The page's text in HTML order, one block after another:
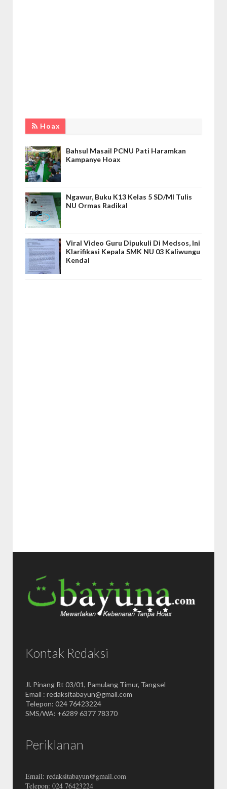
Hoax
Bahsul Masail PCNU Pati Haramkan
Kampanye Hoax
Ngawur, Buku K13 Kelas 5 SD/MI Tulis
NU Ormas Radikal
Viral Video Guru Dipukuli Di Medsos, Ini
Klarifikasi Kepala SMK NU 03 Kaliwungu
Kendal
Kontak Redaksi
Jl. Pinang Rt 03/01, Pamulang Timur, Tangsel
Email : redaksitabayun@gmail.com
Telepon: 024 76423224
SMS/WA: +6289 6377 78370
Periklanan
Email: redaksitabayun@gmail.com
Telepon: 024 76423224